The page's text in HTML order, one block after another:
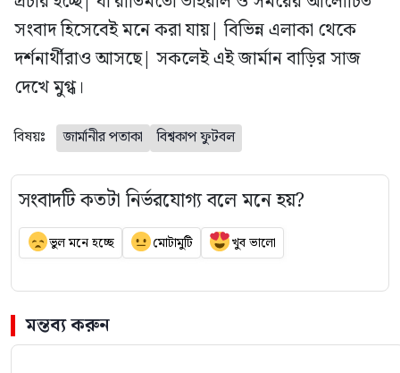
সংবাদ হিসেবেই মনে করা যায়| বিভিন্ন এলাকা থেকে
দর্শনার্থীরাও আসছে| সকলেই এই জার্মান বাড়ির সাজ
দেখে মুগ্ধ।
বিষয়ঃ জার্মানীর পতাকা বিশ্বকাপ ফুটবল
সংবাদটি কতটা নির্ভরযোগ্য বলে মনে হয়?
ভুল মনে হচ্ছে মোটামুটি খুব ভালো
মন্তব্য করুন